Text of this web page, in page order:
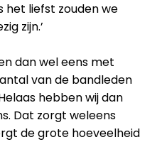
het liefst zouden we
zijn.’
dan wel eens met
van de bandleden
hebben wij dan
Dat zorgt weleens
de grote hoeveelheid